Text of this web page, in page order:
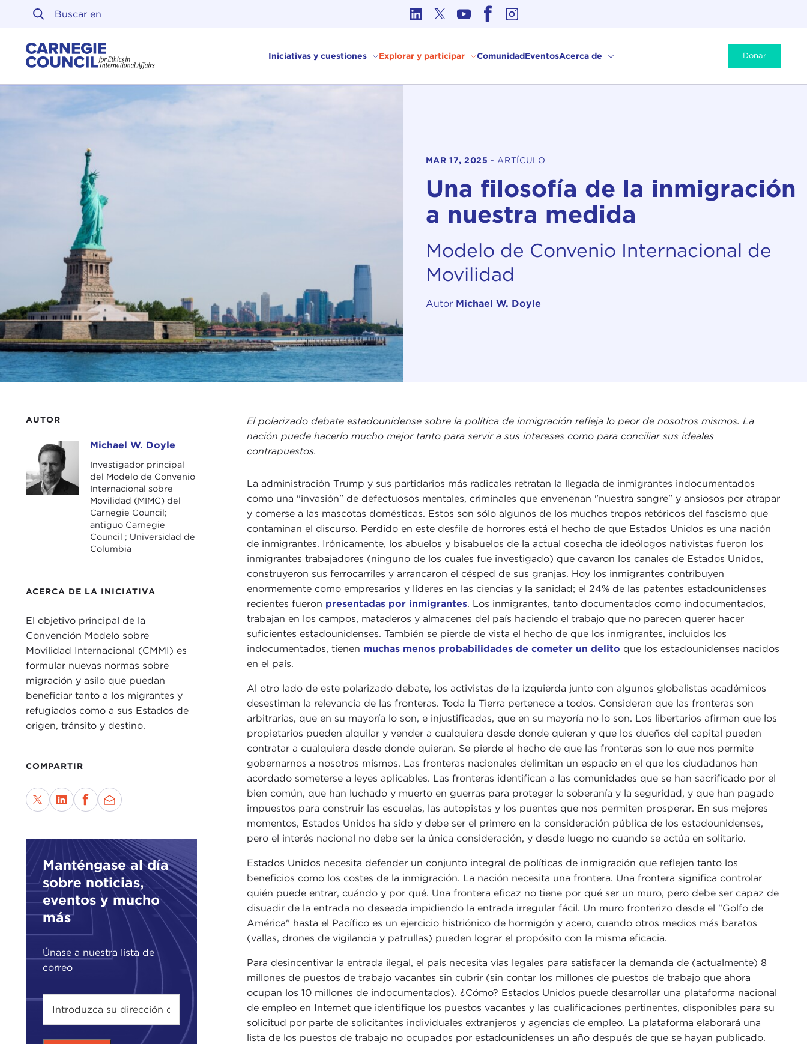
Ir al contenido
Iniciativas y cuestiones Explorar y participar ComunidadEventosAcerca de Donar
MAR 17, 2025 - ARTÍCULO
Una filosofía de la inmigración
a nuestra medida
Modelo de Convenio Internacional de
Movilidad
Autor Michael W. Doyle
AUTOR
Michael W. DoyleMichael W. Doyle
Investigador principal
del Modelo de Convenio
Internacional sobre
Movilidad (MIMC) del
Carnegie Council;
antiguo Carnegie
Council ; Universidad de
Columbia
ACERCA DE LA INICIATIVA
El objetivo principal de la
Convención Modelo sobre
Movilidad Internacional (CMMI) es
formular nuevas normas sobre
migración y asilo que puedan
beneficiar tanto a los migrantes y
refugiados como a sus Estados de
origen, tránsito y destino.
COMPARTIR
Manténgase al día
sobre noticias,
eventos y mucho
más
Únase a nuestra lista de
correo
El polarizado debate estadounidense sobre la política de inmigración refleja lo peor de nosotros mismos. La
nación puede hacerlo mucho mejor tanto para servir a sus intereses como para conciliar sus ideales
contrapuestos.
La administración Trump y sus partidarios más radicales retratan la llegada de inmigrantes indocumentados
como una "invasión" de defectuosos mentales, criminales que envenenan "nuestra sangre" y ansiosos por atrapar
y comerse a las mascotas domésticas. Estos son sólo algunos de los muchos tropos retóricos del fascismo que
contaminan el discurso. Perdido en este desfile de horrores está el hecho de que Estados Unidos es una nación
de inmigrantes. Irónicamente, los abuelos y bisabuelos de la actual cosecha de ideólogos nativistas fueron los
inmigrantes trabajadores (ninguno de los cuales fue investigado) que cavaron los canales de Estados Unidos,
construyeron sus ferrocarriles y arrancaron el césped de sus granjas. Hoy los inmigrantes contribuyen
enormemente como empresarios y líderes en las ciencias y la sanidad; el 24% de las patentes estadounidenses
recientes fueron presentadas por inmigrantes. Los inmigrantes, tanto documentados como indocumentados,
trabajan en los campos, mataderos y almacenes del país haciendo el trabajo que no parecen querer hacer
suficientes estadounidenses. También se pierde de vista el hecho de que los inmigrantes, incluidos los
indocumentados, tienen muchas menos probabilidades de cometer un delito que los estadounidenses nacidos
en el país.
Al otro lado de este polarizado debate, los activistas de la izquierda junto con algunos globalistas académicos
desestiman la relevancia de las fronteras. Toda la Tierra pertenece a todos. Consideran que las fronteras son
arbitrarias, que en su mayoría lo son, e injustificadas, que en su mayoría no lo son. Los libertarios afirman que los
propietarios pueden alquilar y vender a cualquiera desde donde quieran y que los dueños del capital pueden
contratar a cualquiera desde donde quieran. Se pierde el hecho de que las fronteras son lo que nos permite
gobernarnos a nosotros mismos. Las fronteras nacionales delimitan un espacio en el que los ciudadanos han
acordado someterse a leyes aplicables. Las fronteras identifican a las comunidades que se han sacrificado por el
bien común, que han luchado y muerto en guerras para proteger la soberanía y la seguridad, y que han pagado
impuestos para construir las escuelas, las autopistas y los puentes que nos permiten prosperar. En sus mejores
momentos, Estados Unidos ha sido y debe ser el primero en la consideración pública de los estadounidenses,
pero el interés nacional no debe ser la única consideración, y desde luego no cuando se actúa en solitario.
Estados Unidos necesita defender un conjunto integral de políticas de inmigración que reflejen tanto los
beneficios como los costes de la inmigración. La nación necesita una frontera. Una frontera significa controlar
quién puede entrar, cuándo y por qué. Una frontera eficaz no tiene por qué ser un muro, pero debe ser capaz de
disuadir de la entrada no deseada impidiendo la entrada irregular fácil. Un muro fronterizo desde el "Golfo de
América" hasta el Pacífico es un ejercicio histriónico de hormigón y acero, cuando otros medios más baratos
(vallas, drones de vigilancia y patrullas) pueden lograr el propósito con la misma eficacia.
Para desincentivar la entrada ilegal, el país necesita vías legales para satisfacer la demanda de (actualmente) 8
millones de puestos de trabajo vacantes sin cubrir (sin contar los millones de puestos de trabajo que ahora
ocupan los 10 millones de indocumentados). ¿Cómo? Estados Unidos puede desarrollar una plataforma nacional
de empleo en Internet que identifique los puestos vacantes y las cualificaciones pertinentes, disponibles para su
solicitud por parte de solicitantes individuales extranjeros y agencias de empleo. La plataforma elaborará una
lista de los puestos de trabajo no ocupados por estadounidenses un año después de que se hayan publicado.